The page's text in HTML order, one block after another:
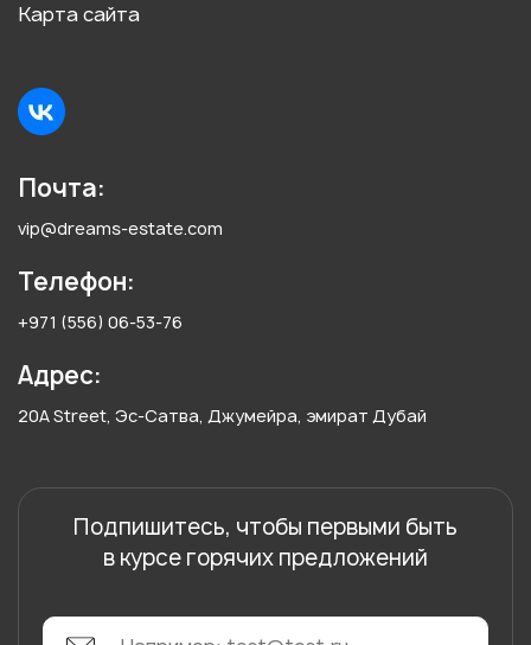
Карта сайта
Почта:
vip@dreams-estate.com
Телефон:
+971 (556) 06-53-76
Адрес:
20A Street, Эс-Сатва, Джумейра, эмират Дубай
Подпишитесь, чтобы первыми быть
в курсе горячих предложений